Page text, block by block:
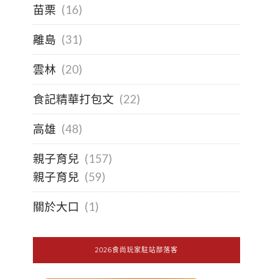
苗栗 (16)
離島 (31)
雲林 (20)
食記精華打包文 (22)
高雄 (48)
親子育兒 (157)
親子育兒 (59)
關於大口 (1)
2026食尚玩家駐站部落客